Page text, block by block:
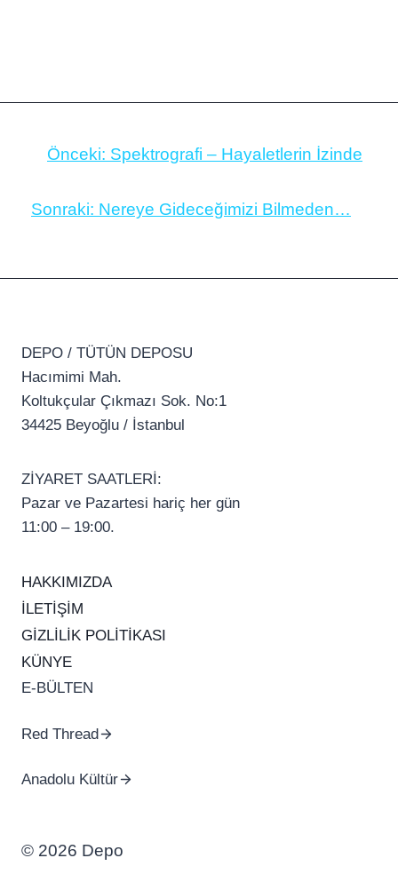
Önceki: Spektrografi – Hayaletlerin İzinde
Sonraki: Nereye Gideceğimizi Bilmeden…
DEPO / TÜTÜN DEPOSU
Hacımimi Mah.
Koltukçular Çıkmazı Sok. No:1
34425 Beyoğlu / İstanbul
ZİYARET SAATLERİ:
Pazar ve Pazartesi hariç her gün
11:00 – 19:00.
HAKKIMIZDA
İLETİŞİM
GİZLİLİK POLİTİKASI
KÜNYE
E-BÜLTEN
Red Thread
Anadolu Kültür
© 2026 Depo